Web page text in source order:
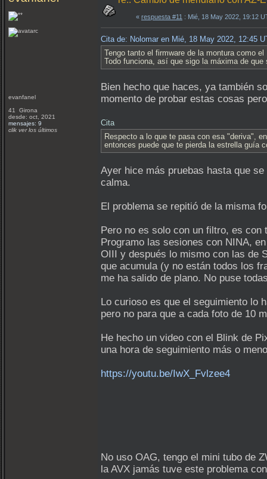
evanfanel
41 Girona
desde: oct, 2021
mensajes: 9
clik ver los últimos
« respuesta #11 : Mié, 18 May 2022, 19:12
Cita de: Nolomar en Mié, 18 May 2022, 12:45
Tengo tanto el firmware de la montura como
Todo funciona, así que sigo la máxima de
Bien hecho que haces, ya también
momento de probar estas cosas
Cita
Respecto a lo que te pasa con esa "deriva",
entonces puede que te pierda la estrella guía
Ayer hice más pruebas hasta que
calma.
El problema se repitió de la misma
Pero no es solo con un filtro, es con
Programo las sesiones con NINA,
OIII y después lo mismo con las de
que acumula (y no están todos los
me ha salido de plano. No puse
Lo curioso es que el seguimiento lo
pero no para que a cada foto de 10
He hecho un video con el Blink de
una hora de seguimiento más o
https://youtu.be/IwX_Fvlzee4
No uso OAG, tengo el mini tubo de
la AVX jamás tuve este problema